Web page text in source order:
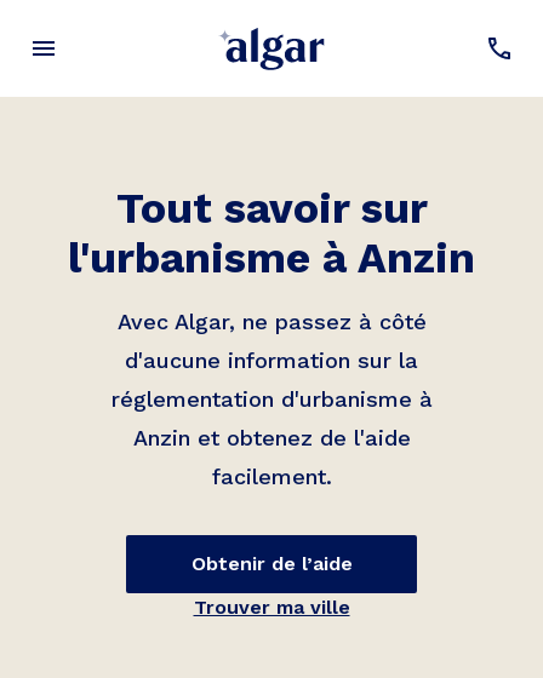
Tout savoir sur
l'urbanisme àAnzin
Avec Algar, ne passez à côté
d'aucune information sur la
réglementation d'urbanisme à
Anzin et obtenez de l'aide
facilement.
Obtenir de l’aide
Trouver ma ville